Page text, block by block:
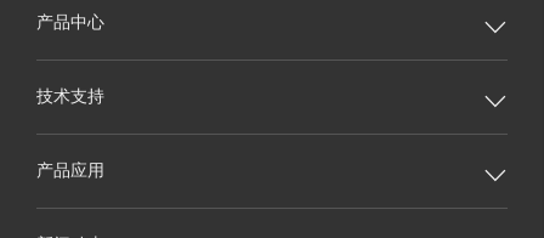
产品中心 
技术支持 
产品应用 